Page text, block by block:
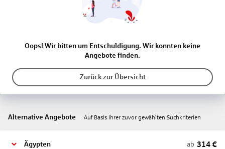
Oops! Wir bitten um Entschuldigung. Wir konnten keine
Angebote finden.
Zurück zur Übersicht
Alternative Angebote Auf Basis Ihrer zuvor gewählten Suchkriterien
Ägypten ab 314€